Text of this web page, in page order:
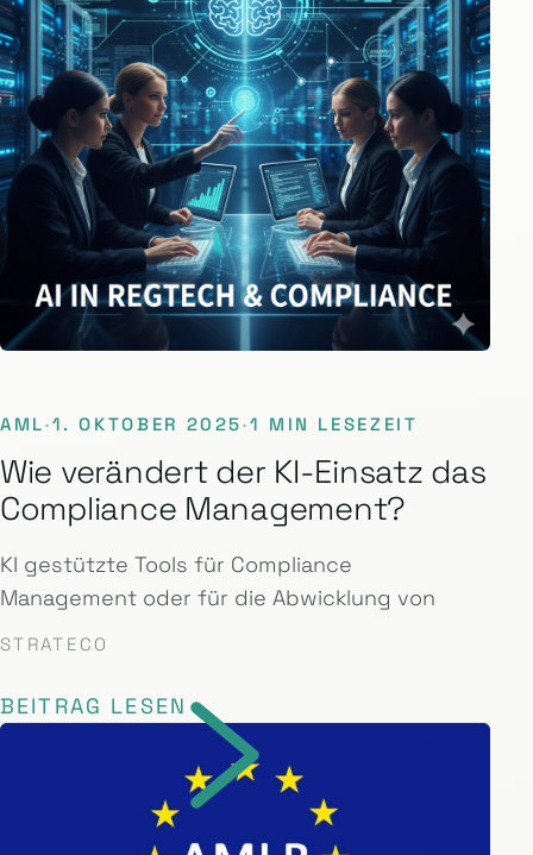
AML·1. OKTOBER 2025·1 MIN LESEZEIT
Wie verändert der KI-Einsatz das
Compliance Management?
KI gestützte Tools für Compliance
Management oder für die Abwicklung von
STRATECO
BEITRAG LESEN